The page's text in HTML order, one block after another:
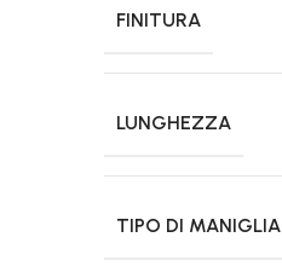
FINITURA
LUNGHEZZA
TIPO DI MANIGLIA